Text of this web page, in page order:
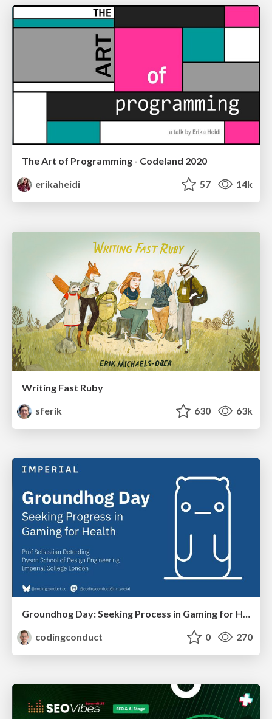
The Art of Programming - Codeland 2020
erikaheidi
57 14k
Writing Fast Ruby
sferik
630 63k
Groundhog Day: Seeking Process in Gaming for Health
codingconduct
0 270